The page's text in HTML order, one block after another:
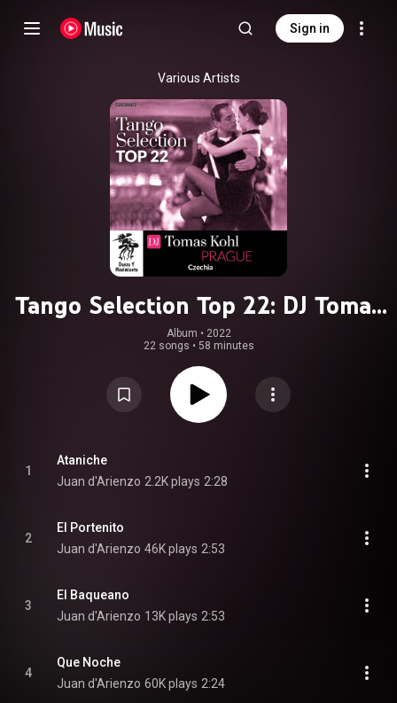
Sign in
Various Artists
Tango Selection Top 22: DJ Tomas
Kohl
Album • 2022
22 songs • 58 minutes
1
Ataniche
Juan d'Arienzo 2.2K plays 2:28
2
El Portenito
Juan d'Arienzo 46K plays 2:53
3
El Baqueano
Juan d'Arienzo 13K plays 2:53
4
Que Noche
Juan d'Arienzo 60K plays 2:24